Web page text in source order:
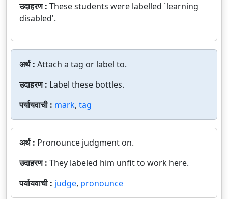
उदाहरण : These students were labelled `learning
disabled'.
अर्थ : Attach a tag or label to.
उदाहरण : Label these bottles.
पर्यायवाची : mark, tag
अर्थ : Pronounce judgment on.
उदाहरण : They labeled him unfit to work here.
पर्यायवाची : judge, pronounce